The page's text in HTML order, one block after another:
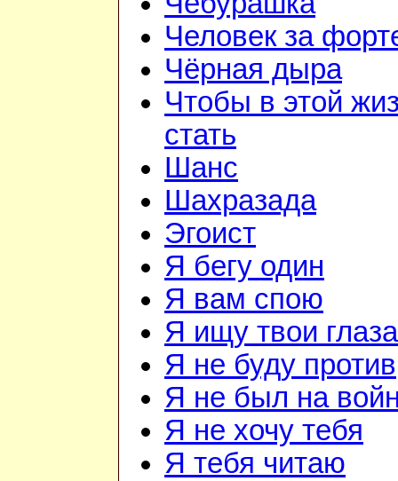
Человек за
Чёрная дыра
Чтобы в этой
стать
Шанс
Шахразада
Эгоист
Я бегу один
Я вам спою
Я ищу твои глаза
Я не буду против
Я не был на
Я не хочу тебя
Я тебя читаю